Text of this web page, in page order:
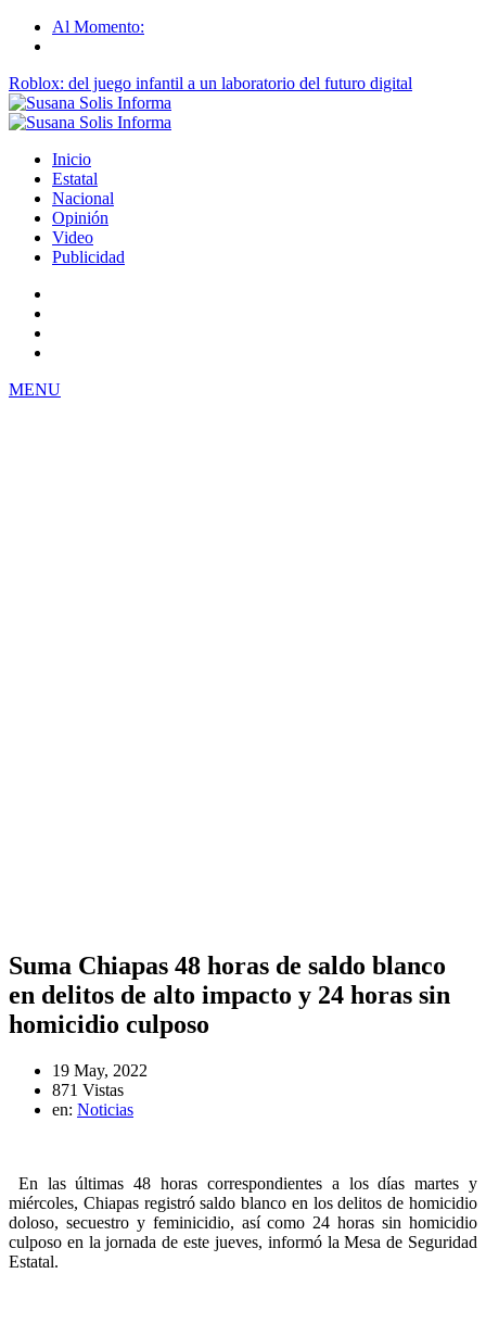
Al Momento:
Roblox: del juego infantil a un laboratorio del futuro digital
Inicio
Estatal
Nacional
Opinión
Video
Publicidad
MENU
Suma Chiapas 48 horas de saldo blanco
en delitos de alto impacto y 24 horas sin
homicidio culposo
19 May, 2022
871 Vistas
en: Noticias
En las últimas 48 horas correspondientes a los días martes y
miércoles, Chiapas registró saldo blanco en los delitos de homicidio
doloso, secuestro y feminicidio, así como 24 horas sin homicidio
culposo en la jornada de este jueves, informó la Mesa de Seguridad
Estatal.